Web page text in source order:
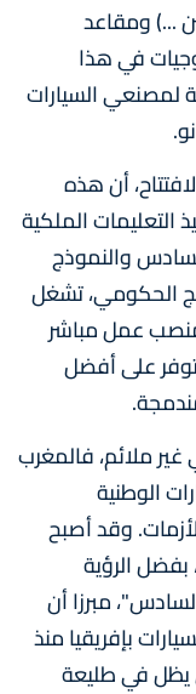
...) ومقاعد
في هذا
لمصنعي السيارات
أن هذه
التعليمات الملكية
والنموذج
الحكومي، تشغل
725 شخصا، في أفق بلوغ 1150 منصب عمل مباشر
تتوفر على أفضل
ملائم، فالمغرب
الوطنية
وقد أصبح
الرؤية
مبرزا أن
بإفريقيا منذ
يظل في طليعة